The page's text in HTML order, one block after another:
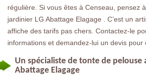
régulière. Si vous êtes à Censeau, pensez
jardinier LG Abattage Elagage . C’est un
affiche des tarifs pas chers. Contactez-le
informations et demandez-lui un devis pour
Un spécialiste de tonte de pelouse
Abattage Elagage